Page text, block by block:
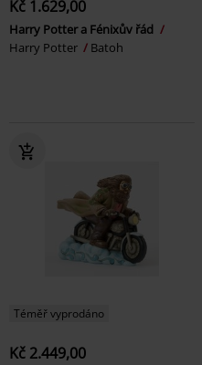
Kč 1.629,00
Harry Potter a Fénixův řád
Harry Potter
Batoh
Téměř vyprodáno
Kč 2.449,00